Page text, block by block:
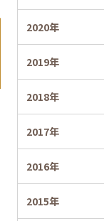
2020年
2019年
2018年
2017年
2016年
2015年